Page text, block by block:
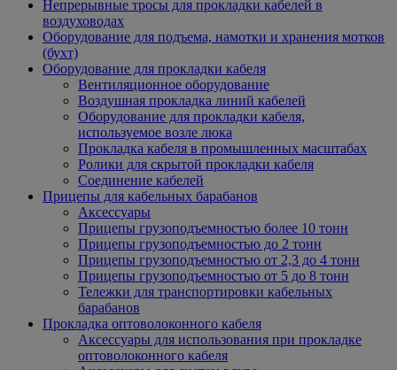
Непрерывные тросы для прокладки кабелей в
воздуховодах
Оборудование для подъема, намотки и хранения мотков
(бухт)
Оборудование для прокладки кабеля
Вентиляционное оборудование
Воздушная прокладка линий кабелей
Оборудование для прокладки кабеля,
используемое возле люка
Прокладка кабеля в промышленных масштабах
Ролики для скрытой прокладки кабеля
Соединение кабелей
Прицепы для кабельных барабанов
Аксессуары
Прицепы грузоподъемностью более 10 тонн
Прицепы грузоподъемностью до 2 тонн
Прицепы грузоподъемностью от 2,3 до 4 тонн
Прицепы грузоподъемностью от 5 до 8 тонн
Тележки для транспортировки кабельных
барабанов
Прокладка оптоволоконного кабеля
Аксессуары для использования при прокладке
оптоволоконного кабеля